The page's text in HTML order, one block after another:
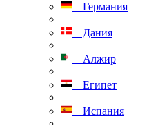
Германия
Дания
Алжир
Египет
Испания